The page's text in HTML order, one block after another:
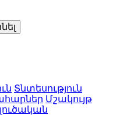
Տնտեսություն
Մշակույթ